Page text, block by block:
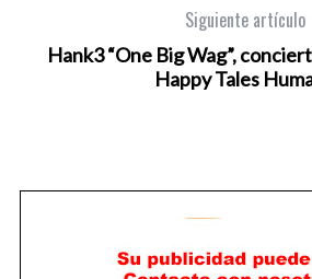
Siguiente artículo
Hank3 “One Big Wag”,
Happy Tales